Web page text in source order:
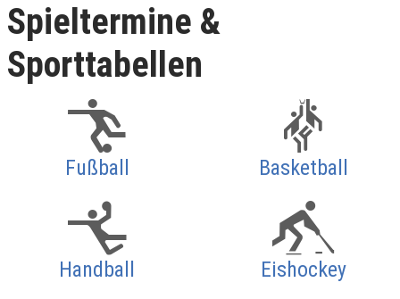
Spieltermine &
Sporttabellen
Fußball Basketball
Handball Eishockey